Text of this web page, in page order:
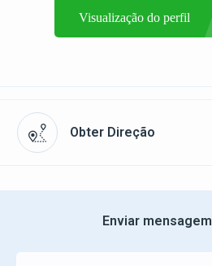
Visualização do perfil
Obter Direção
Enviar mensagem